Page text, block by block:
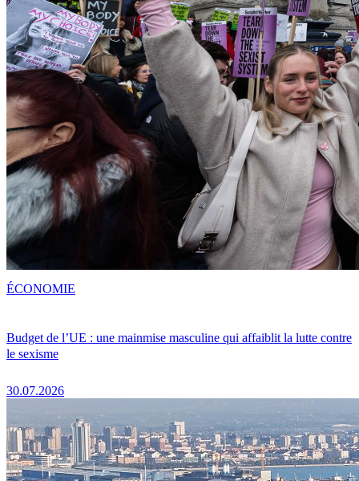
Budget de l’UE : une mainmise masculine qui affaiblit la lutte contre
le sexisme
30.07.2026
ÉCONOMIE